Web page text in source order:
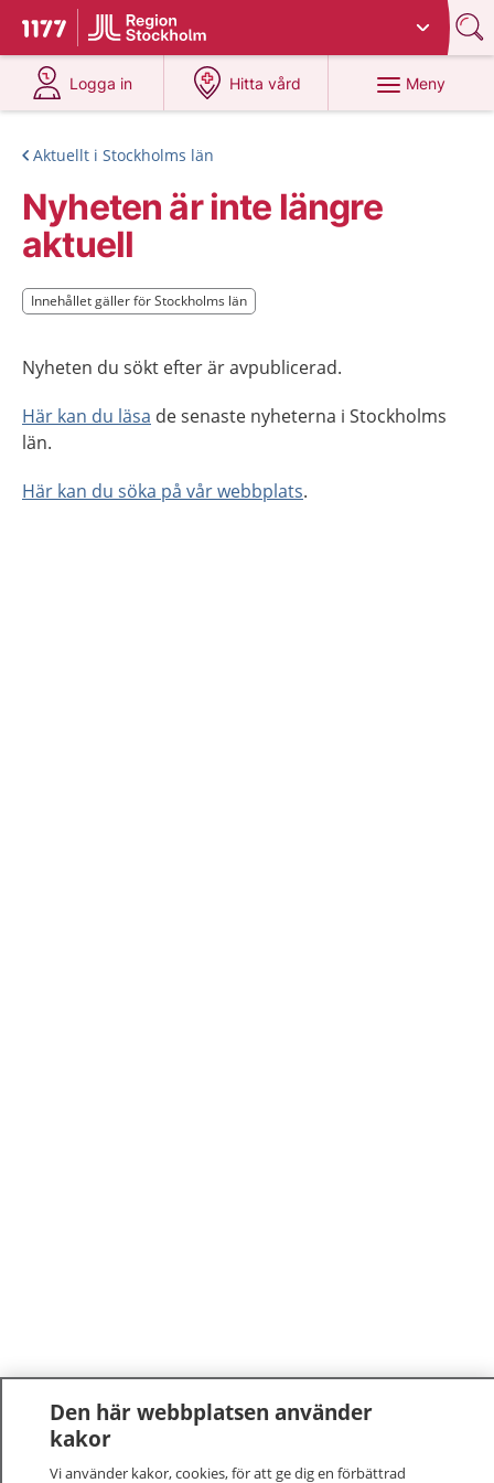
Till startsidan för 1177
Du har valt region
Logga in
på 1177.se
Hitta vård
på 1177.se
Meny
Aktuellt i Stockholms län
Nyheten är inte längre
aktuell
Innehållet gäller för Stockholms län
Innehållet gäller för Stockholms län
Nyheten du sökt efter är avpublicerad.
Här kan du läsa de senaste nyheterna i Stockholms
län.
Här kan du söka på vår webbplats.
Den här webbplatsen använder
kakor
Vi använder kakor, cookies, för att ge dig en förbättrad